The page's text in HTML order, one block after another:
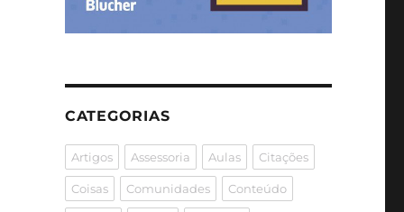
CATEGORIAS
Artigos Assessoria Aulas Citações
Coisas Comunidades Conteúdo